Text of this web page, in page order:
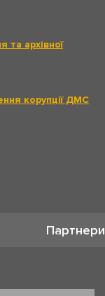
та архівної
корупції ДМС
Партнери